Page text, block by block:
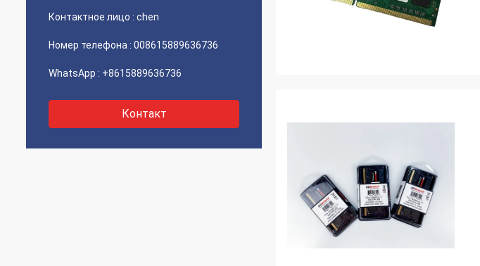
Контактное лицо : chen
Номер телефона : 008615889636736
WhatsApp : +8615889636736
Контакт